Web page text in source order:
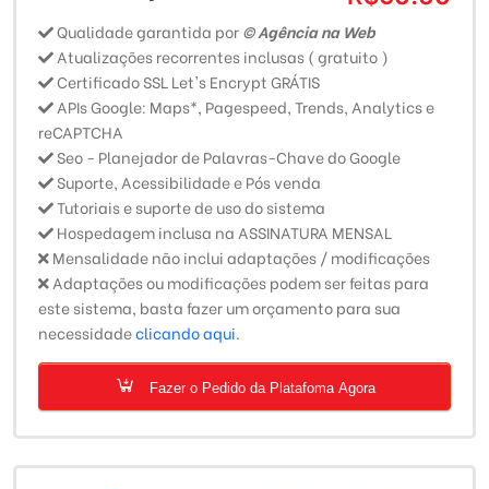
Qualidade garantida por© Agência na Web
Atualizações recorrentes inclusas ( gratuito )
Certificado SSL Let's Encrypt GRÁTIS
APIs Google: Maps*, Pagespeed, Trends, Analytics e
reCAPTCHA
Seo - Planejador de Palavras-Chave do Google
Suporte, Acessibilidade e Pós venda
Tutoriais e suporte de uso do sistema
Hospedagem inclusa na ASSINATURA MENSAL
Mensalidade não inclui adaptações / modificações
Adaptações ou modificações podem ser feitas para
este sistema, basta fazer um orçamento para sua
necessidadeclicando aqui.
Fazer o Pedido da Platafoma Agora